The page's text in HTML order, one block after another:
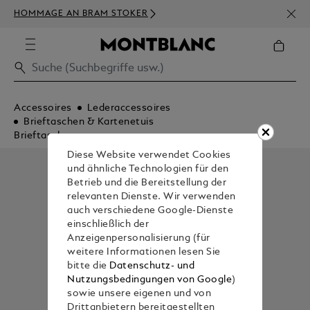
HOMMAGE AN BRAM STOKER
Accessoires
Lederaccessoires
Brieftaschen & Kartenetuis
Brieftaschen
Diese Website verwendet Cookies
und ähnliche Technologien für den
Betrieb und die Bereitstellung der
relevanten Dienste. Wir verwenden
auch verschiedene Google-Dienste
einschließlich der
Anzeigenpersonalisierung (für
weitere Informationen lesen Sie
bitte die Datenschutz- und
Nutzungsbedingungen von Google)
sowie unsere eigenen und von
Drittanbietern bereitgestellten